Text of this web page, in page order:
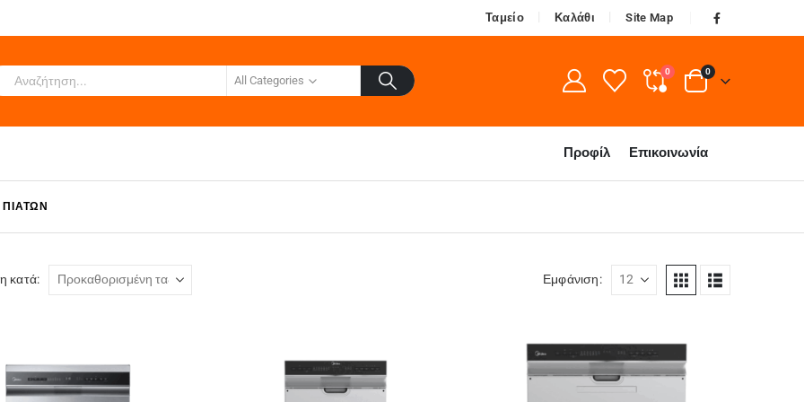
Ταμείο Καλάθι Site Map
All Categories
0 0
Προφίλ Επικοινωνία
κατά: Εμφάνιση: